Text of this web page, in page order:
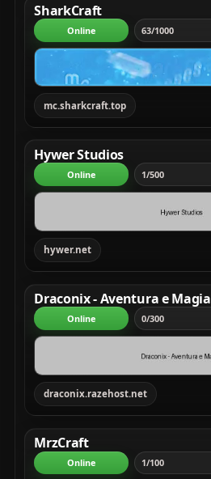
mc.sharkcraft.top
SharkCraft
Online 63/1000
hywer.net
Hywer Studios
Online 1/500
draconix.razehost.net
Draconix - Aventura e Magia
Online 0/300
MrzCraft
Online 1/100